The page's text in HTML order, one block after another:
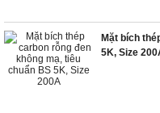
Mặt bích
5K, Size